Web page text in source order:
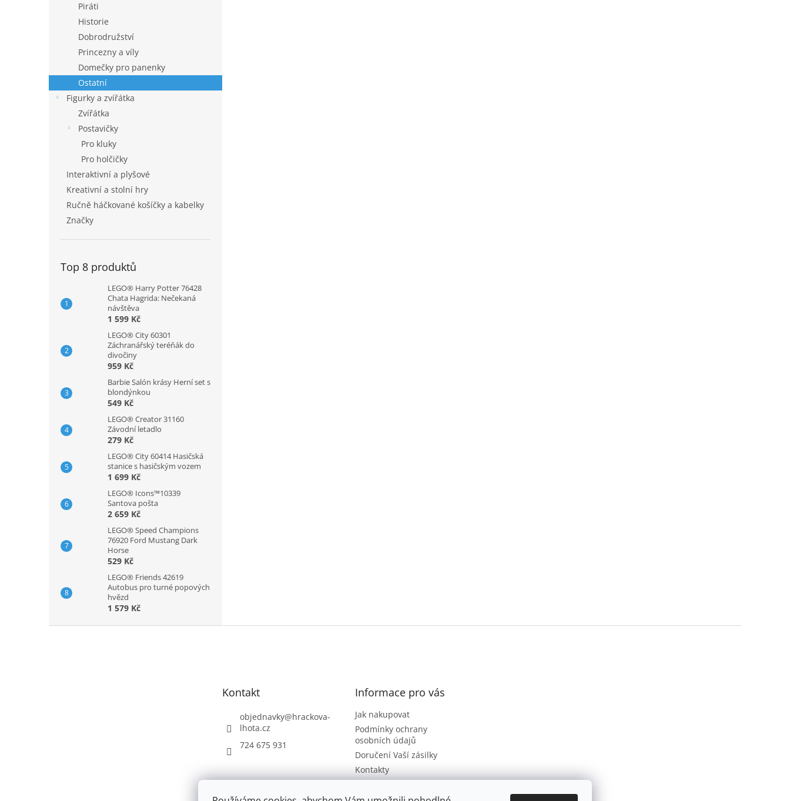
Piráti
Historie
Dobrodružství
Princezny a víly
Domečky pro panenky
Ostatní
Figurky a zvířátka
Zvířátka
Postavičky
Pro kluky
Pro holčičky
Interaktivní a plyšové
Kreativní a stolní hry
Ručně háčkované košíčky a kabelky
Značky
Top 8 produktů
LEGO® Harry Potter 76428
Chata Hagrida: Nečekaná
návštěva
1 599 Kč
LEGO® City 60301
Záchranářský teréňák do
divočiny
959 Kč
Barbie Salón krásy Herní set s
blondýnkou
549 Kč
LEGO® Creator 31160
Závodní letadlo
279 Kč
LEGO® City 60414 Hasičská
stanice s hasičským vozem
1 699 Kč
LEGO® Icons™10339
Santova pošta
2 659 Kč
LEGO® Speed Champions
76920 Ford Mustang Dark
Horse
529 Kč
LEGO® Friends 42619
Autobus pro turné popových
hvězd
1 579 Kč
Kontakt
objednavky@hrackova-
lhota.cz
724 675 931
Informace pro vás
Jak nakupovat
Podmínky ochrany
osobních údajů
Doručení Vaší zásilky
Kontakty